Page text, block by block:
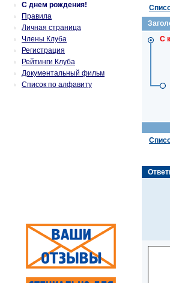
С днем рождения!
Правила
Личная страница
Члены Клуба
Регистрация
Рейтинги Клуба
Документальный фильм
Список по алфавиту
С